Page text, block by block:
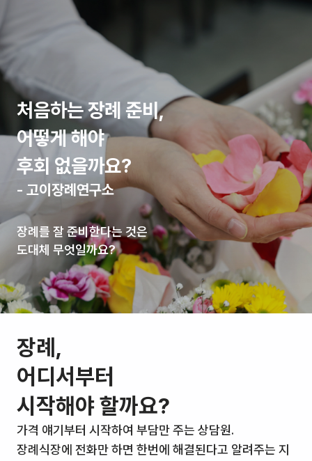
처음하는 장례 준비,
어떻게 해야
후회 없을까요?
- 고이장례연구소
장례를 잘 준비한다는 것은
도대체 무엇일까요?
처음하는 장례 준비,
어떻게 해야
후회 없을까요?
- 고이장례연구소
장례를 잘 준비한다는 것은
도대체 무엇일까요?
처음하는 장례 준비,
어떻게 해야
후회 없을까요?
- 고이장례연구소
장례를 잘 준비한다는 것은
도대체 무엇일까요?
처음하는 장례 준비,
어떻게 해야
후회 없을까요?
- 고이장례연구소
장례를 잘 준비한다는 것은
도대체 무엇일까요?
장례,
어디서부터
시작해야 할까요?
가격 얘기부터 시작하여 부담만 주는 상담원.
장례식장에 전화만 하면 한번에 해결된다고 알려주는 지